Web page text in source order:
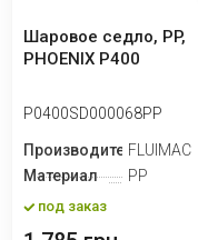
Шаровое седло, PP,
PHOENIX P400
P0400SD000068PP
ПроизводительFLUIMAC
Материал
PP
под заказ